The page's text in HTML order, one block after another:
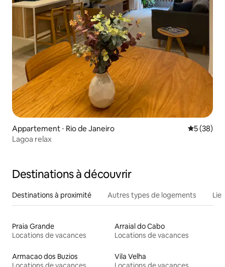
Appartement ⋅ Rio de Janeiro
5 (38)
Lagoa relax
Destinations à découvrir
Destinations à proximité Autres types de logements
Praia Grande
Locations de vacances
Arraial do Cabo
Locations de vacances
Armacao dos Buzios
Vila Velha